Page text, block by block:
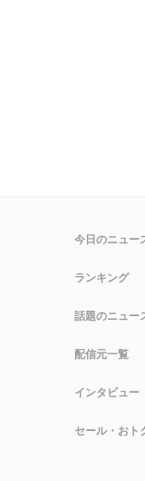
今日のニュー
ランキング
話題のニュー
配信元一覧
インタビュー
セール・おト